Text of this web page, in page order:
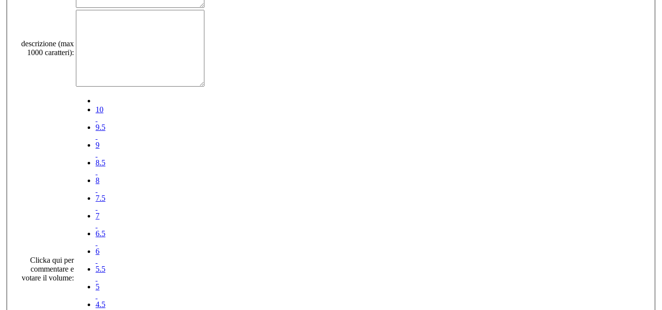
descrizione (max
1000 caratteri):
Clicka qui per
commentare e
votare il volume:
10
9.5
9
8.5
8
7.5
7
6.5
6
5.5
5
4.5